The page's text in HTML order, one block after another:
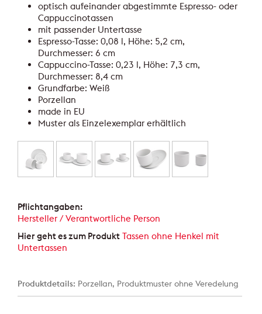
optisch aufeinander abgestimmte Espresso- oder
Cappuccinotassen
mit passender Untertasse
Espresso-Tasse: 0,08 l, Höhe: 5,2 cm,
Durchmesser: 6 cm
Cappuccino-Tasse: 0,23 l, Höhe: 7,3 cm,
Durchmesser: 8,4 cm
Grundfarbe: Weiß
Porzellan
made in EU
Muster als Einzelexemplar erhältlich
Pflichtangaben:
Hersteller / Verantwortliche Person
Hier geht es zum Produkt Tassen ohne Henkel mit
Untertassen
Produktdetails: Porzellan, Produktmuster ohne Veredelung